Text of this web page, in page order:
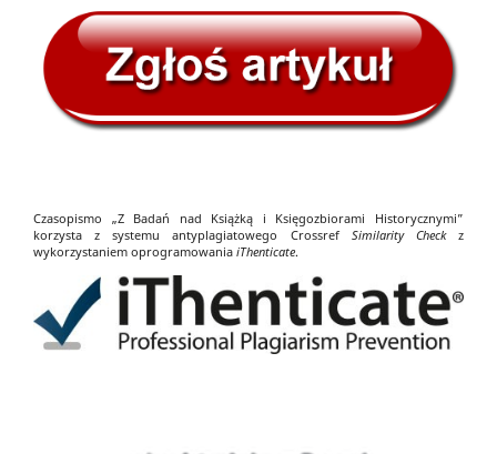
Czasopismo „Z Badań nad Książką i Księgozbiorami Historycznymi”
korzysta z systemu antyplagiatowego Crossref Similarity Checkz
wykorzystaniem oprogramowania iThenticate.